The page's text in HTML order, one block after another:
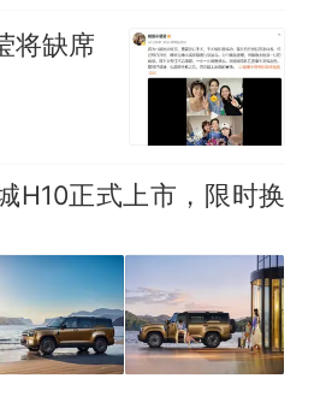
将缺席
H10正式上市，限时换